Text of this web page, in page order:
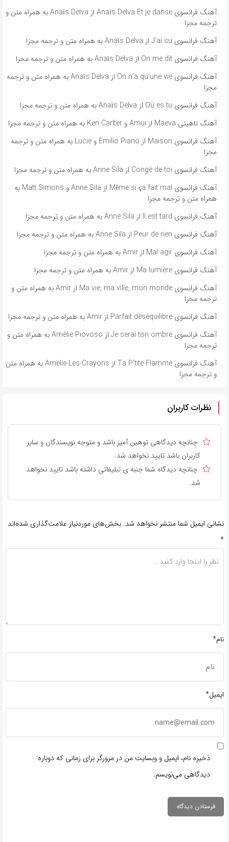
آهنگ فرانسوی Anaïs Delva Et je danse از Anaïs Delva به همراه متن و
ترجمه مجزا
آهنگ فرانسوی J’ai su از Anaïs Delva به همراه متن و ترجمه مجزا
آهنگ فرانسوی On me dit از Anaïs Delva به همراه متن و ترجمه مجزا
آهنگ فرانسوی On n’a qu’une vie از Anaïs Delva به همراه متن و ترجمه
مجزا
آهنگ فرانسوی Où es tu از Anaïs Delva به همراه متن و ترجمه مجزا
آهنگ تاهیتی Maeva از Amui و Ken Carlter به همراه متن و ترجمه مجزا
آهنگ فرانسوی Maison از Emilio Piano و Lucie به همراه متن و ترجمه
مجزا
آهنگ فرانسوی Congé de toi از Anne Sila به همراه متن و ترجمه مجزا
آهنگ فرانسوی Même si ça fait mal از Anne Sila و Matt Simons به
همراه متن و ترجمه مجزا
آهنگ فرانسوی Il est tard از Anne Sila به همراه متن و ترجمه مجزا
آهنگ فرانسوی Peur de rien از Anne Sila به همراه متن و ترجمه مجزا
آهنگ فرانسوی Mal agir از Amir به همراه متن و ترجمه مجزا
آهنگ فرانسوی Ma lumière از Amir به همراه متن و ترجمه مجزا
آهنگ فرانسوی Ma vie, ma ville, mon monde از Amir به همراه متن و
ترجمه مجزا
آهنگ فرانسوی Parfait déséquilibre از Amir به همراه متن و ترجمه مجزا
آهنگ فرانسوی Je serai ton ombre از Amélie Piovoso به همراه متن و
ترجمه مجزا
آهنگ فرانسوی Ta P’tite Flamme از Amelie-Les-Crayons به همراه متن
و ترجمه مجزا
نظرات کاربران
چنانچه دیدگاهی توهین آمیز باشد و متوجه نویسندگان و سایر
کاربران باشد تایید نخواهد شد.
چنانچه دیدگاه شما جنبه ی تبلیغاتی داشته باشد تایید نخواهد
شد.
نشانی ایمیل شما منتشر نخواهد شد. بخش‌های موردنیاز علامت‌گذاری شده‌اند
*
نام*
ایمیل*
ذخیره نام، ایمیل و وبسایت من در مرورگر برای زمانی که دوباره
دیدگاهی می‌نویسم.